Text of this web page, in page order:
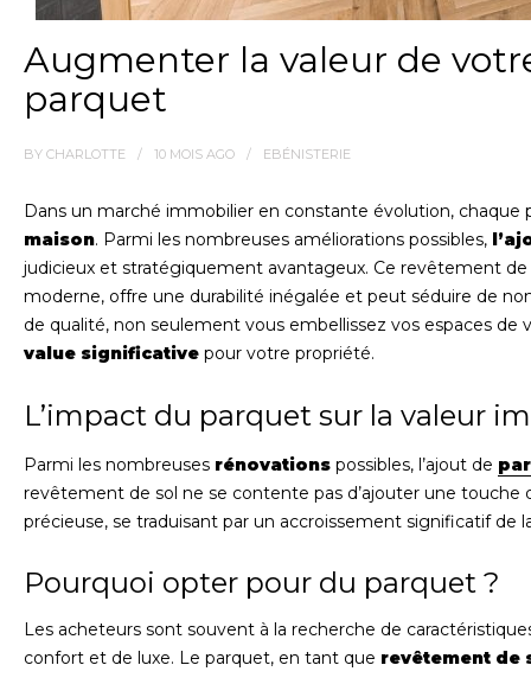
Augmenter la valeur de
parquet
BY CHARLOTTE 10 MOIS AGO EBÉNISTERIE
Dans un marché immobilier en constante évolution, chaque
maison. Parmi les nombreuses améliorations possibles,
judicieux et stratégiquement avantageux. Ce revêtement
moderne, offre une durabilité inégalée et peut séduire de
de qualité, non seulement vous embellissez vos espaces
value significative pour votre propriété.
L’impact du parquet sur la valeur
Parmi les nombreuses rénovations possibles, l’ajout de
revêtement de sol ne se contente pas d’ajouter une touche
précieuse, se traduisant par un accroissement significatif de
Pourquoi opter pour du parquet ?
Les acheteurs sont souvent à la recherche de
confort et de luxe. Le parquet, en tant que revêtement de